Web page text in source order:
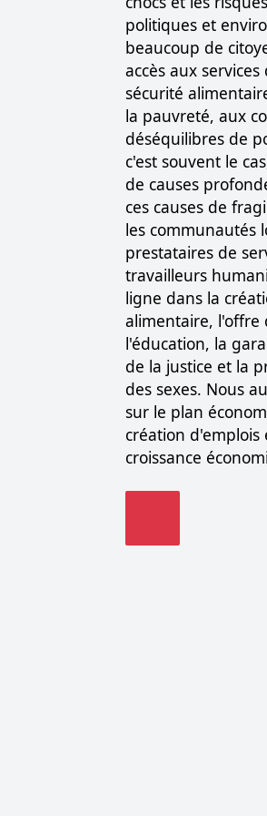
politiques et
beaucoup de
accès aux
sécurité
la pauvreté, aux
déséquilibres de
c'est souvent le
de causes
ces causes de
les communautés
prestataires de
travailleurs
ligne dans la
alimentaire, l'offre
l'éducation, la
de la justice et la
des sexes. Nous
sur le plan
création d'emplois
croissance